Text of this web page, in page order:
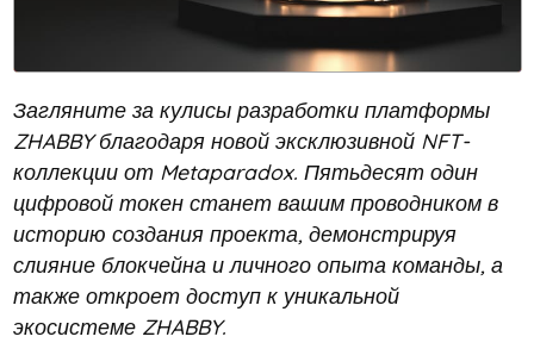
Загляните за кулисы разработки платформы
ZHABBY благодаря новой эксклюзивной NFT-
коллекции от Metaparadox. Пятьдесят один
цифровой токен станет вашим проводником в
историю создания проекта, демонстрируя
слияние блокчейна и личного опыта команды, а
также откроет доступ к уникальной
экосистеме ZHABBY.